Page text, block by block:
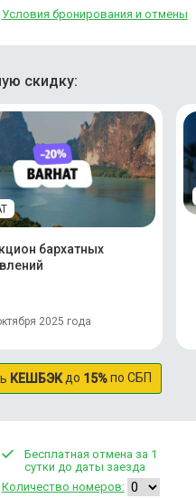
Условия бронирования и отмены
скидку:
бархатных
2025 года
КЕШБЭКдо 15%по СБП
Бесплатная отмена за 1
сутки до даты заезда
Количество номеров: